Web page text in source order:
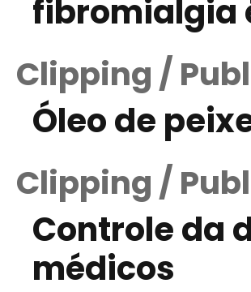
fibromialgia
Clipping /
Óleo de
Clipping /
Controle da
médicos